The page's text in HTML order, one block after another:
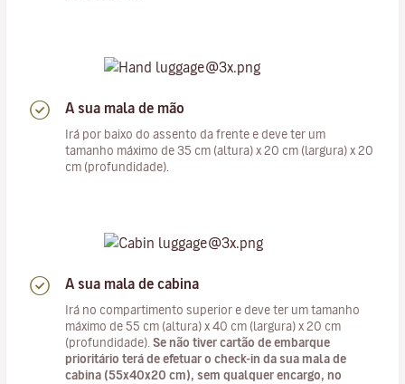
A sua mala de mão
Irá por baixo do assento da frente e deve ter um
tamanho máximo de 35 cm (altura) x 20 cm (largura) x 20
cm (profundidade).
A sua mala de cabina
Irá no compartimento superior e deve ter um tamanho
máximo de 55 cm (altura) x 40 cm (largura) x 20 cm
(profundidade). Se não tiver cartão de embarque
prioritário terá de efetuar o check-in da sua mala de
cabina (55x40x20 cm), sem qualquer encargo, no